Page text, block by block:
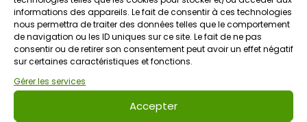
informations des appareils. Le fait de consentir à ces technologies
nous permettra de traiter des données telles que le comportement
de navigation ou les ID uniques sur ce site. Le fait de ne pas
consentir ou de retirer son consentement peut avoir un effet négatif
sur certaines caractéristiques et fonctions.
Gérer les services
Accepter
jusqu’à 120 personnes en service à table.
Salles de séminaires et restaurant pour les
événements d’entreprises jusqu’à 120 personnes en
service à table.
Pour plus d’informations, pour adapter, personnaliser et
réserver votre visite, contacter le service commercial
par tél au 02 97 42 94 66 ou par email à